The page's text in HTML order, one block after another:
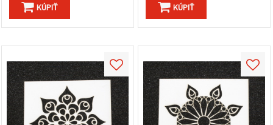
KÚPIŤ KÚPIŤ